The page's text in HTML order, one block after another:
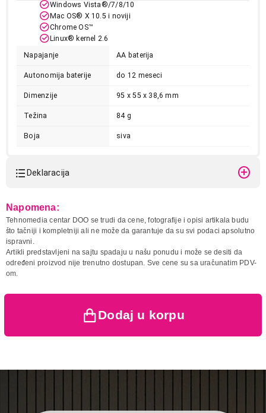
Windows Vista®/7/8/10
Mac OS® X 10.5 i noviji
Chrome OS™
Linux® kernel 2.6
Napajanje
AA baterija
Autonomija baterije do 12 meseci
Dimenzije 95 x 55 x 38,6 mm
Težina 84 g
Boja siva
Deklaracija
Naziv i vrsta robe:
MIS
Uvoznik:
DOO
Zemlja porekla:
Kina
Napomena:
Tehnomedia centar DOO se trudi da cene, fotografije i opisi artikala budu
što tačniji i kompletniji ali ne može da garantuje da su svi podaci apsolutno
ispravni.
Artikli predstavljeni na sajtu spadaju u našu ponudu i može se desiti da
određeni proizvod nije trenutno dostupan. Sve cene su sa uračunatim PDV-
om.
Dodaj u korpu
MISEVI
002201
Proizvod je dodat u korpu.
Ukupno u korpi:0,00